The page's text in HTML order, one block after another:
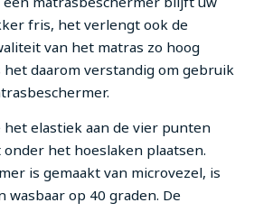
fris, het verlengt ook de
van het matras zo hoog
daarom verstandig om gebruik
het elastiek aan de vier punten
het hoeslaken plaatsen.
is gemaakt van microvezel, is
op 40 graden. De